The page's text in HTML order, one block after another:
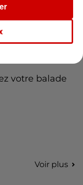
à
!
votre balade
Voir plus